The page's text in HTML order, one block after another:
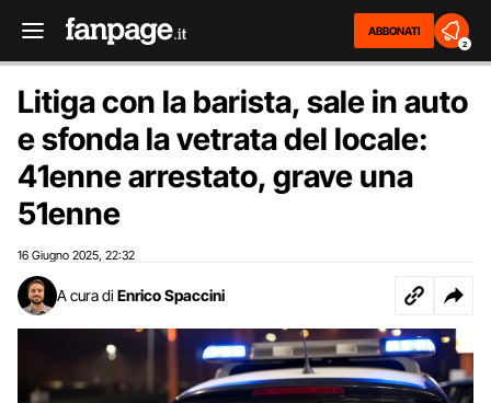
ABBONATI
2
Litiga con la barista, sale in auto
e sfonda la vetrata del locale:
41enne arrestato, grave una
51enne
16 Giugno 2025 22:32
A cura di Enrico Spaccini